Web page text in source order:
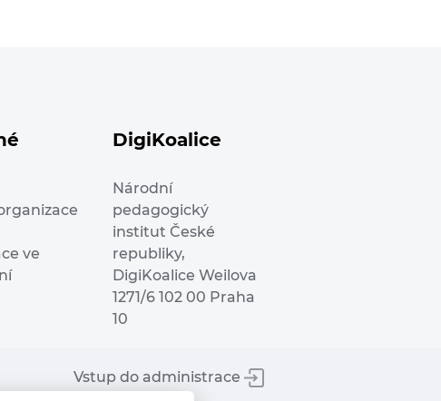
ve
DigiKoalice
Národní
pedagogický
institut České
republiky,
DigiKoalice Weilova
1271/6 102 00 Praha
10
Vstup do administrace